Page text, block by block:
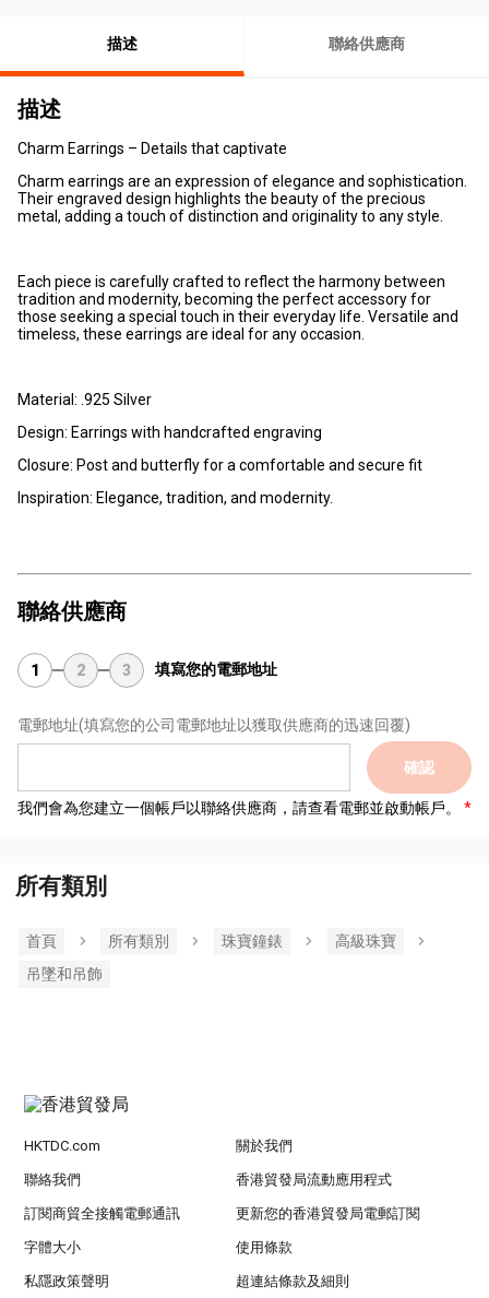
描述 聯絡供應商
描述
Charm Earrings – Details that captivate
Charm earrings are an expression of elegance and sophistication.
Their engraved design highlights the beauty of the precious
metal, adding a touch of distinction and originality to any style.
Each piece is carefully crafted to reflect the harmony between
tradition and modernity, becoming the perfect accessory for
those seeking a special touch in their everyday life. Versatile and
timeless, these earrings are ideal for any occasion.
Material: .925 Silver
Design: Earrings with handcrafted engraving
Closure: Post and butterfly for a comfortable and secure fit
Inspiration: Elegance, tradition, and modernity.
聯絡供應商
1 2 3 填寫您的電郵地址
電郵地址(填寫您的公司電郵地址以獲取供應商的迅速回覆)
確認
我們會為您建立一個帳戶以聯絡供應商，請查看電郵並啟動帳戶。
所有類別
首頁 所有類別 珠寶鐘錶
高級珠寶
吊墜和吊飾
HKTDC.com 關於我們
聯絡我們 香港貿發局流動應用程式
訂閱商貿全接觸電郵通訊 更新您的香港貿發局電郵訂閱
字體大小 使用條款
私隱政策聲明 超連結條款及細則